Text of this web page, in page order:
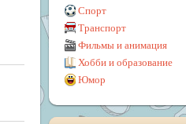
Спорт
Транспорт
Фильмы и анимация
Хобби и образование
Юмор